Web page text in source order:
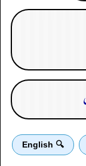
🔍 English